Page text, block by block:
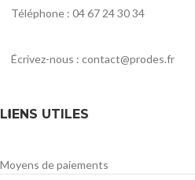
Téléphone : 04 67 24 30 34
Écrivez-nous : contact@prodes.fr
LIENS UTILES
Moyens de paiements